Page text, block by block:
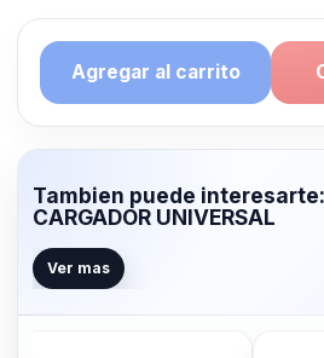
Agregar al carrito
Tambien puede interesarte:
CARGADOR UNIVERSAL
Ver mas